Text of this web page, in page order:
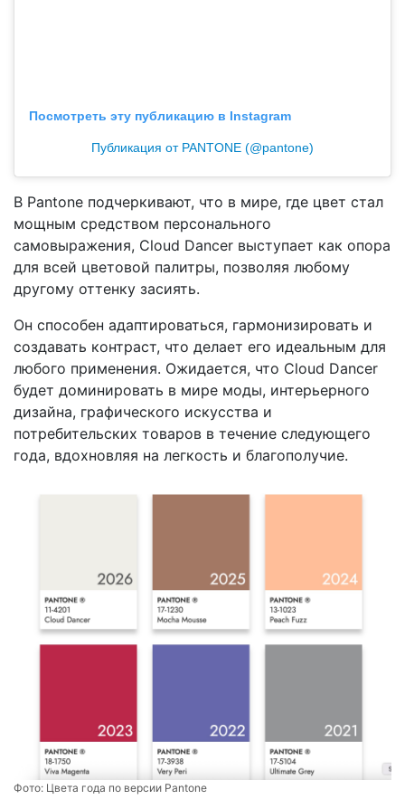
Посмотреть эту публикацию в Instagram
Публикация от PANTONE (@pantone)
В Pantone подчеркивают, что в мире, где цвет стал
мощным средством персонального
самовыражения, Cloud Dancer выступает как опора
для всей цветовой палитры, позволяя любому
другому оттенку засиять.
Он способен адаптироваться, гармонизировать и
создавать контраст, что делает его идеальным для
любого применения. Ожидается, что Cloud Dancer
будет доминировать в мире моды, интерьерного
дизайна, графического искусства и
потребительских товаров в течение следующего
года, вдохновляя на легкость и благополучие.
Фото: Цвета года по версии Pantone